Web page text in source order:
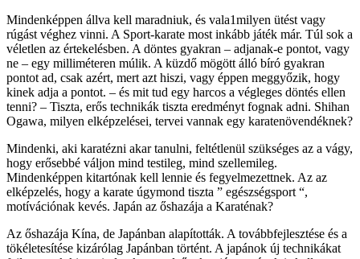
Mindenképpen állva kell maradniuk, és vala1milyen ütést vagy
rúgást véghez vinni. A Sport-karate most inkább játék már. Túl sok a
véletlen az értekelésben. A döntes gyakran – adjanak-e pontot, vagy
ne – egy milliméteren múlik. A küzdő mögött álló bíró gyakran
pontot ad, csak azért, mert azt hiszi, vagy éppen meggyőzik, hogy
kinek adja a pontot. – és mit tud egy harcos a végleges döntés ellen
tenni? – Tiszta, erős technikák tiszta eredményt fognak adni. Shihan
Ogawa, milyen elképzelései, tervei vannak egy karatenövendéknek?
Mindenki, aki karatézni akar tanulni, feltétlenül szükséges az a vágy,
hogy erősebbé váljon mind testileg, mind szellemileg.
Mindenképpen kitartónak kell lennie és fegyelmezettnek. Az az
elképzelés, hogy a karate úgymond tiszta ” egészségsport “,
motívációnak kevés. Japán az őshazája a Karaténak?
Az őshazája Kína, de Japánban alapították. A továbbfejlesztése és a
tökéletesítése kizárólag Japánban történt. A japánok új technikákat